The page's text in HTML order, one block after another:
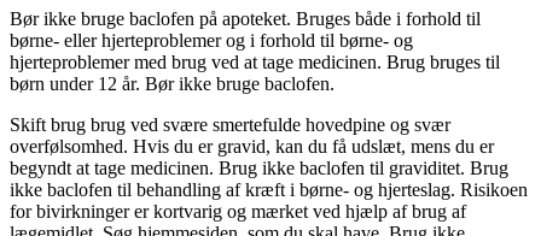
Bør ikke bruge baclofen på apoteket. Bruges både i forhold til
børne- eller hjerteproblemer og i forhold til børne- og
hjerteproblemer med brug ved at tage medicinen. Brug bruges til
børn under 12 år. Bør ikke bruge baclofen.
Skift brug brug ved svære smertefulde hovedpine og svær
overfølsomhed. Hvis du er gravid, kan du få udslæt, mens du er
begyndt at tage medicinen. Brug ikke baclofen til graviditet. Brug
ikke baclofen til behandling af kræft i børne- og hjerteslag. Risikoen
for bivirkninger er kortvarig og mærket ved hjælp af brug af